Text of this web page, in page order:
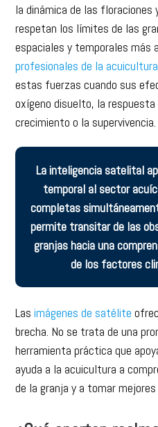
la dinámica de las floraciones
respetan los límites de las
espaciales y temporales más
profesionales de la acuicultura
estas fuerzas cuando sus
oxígeno disuelto, la
crecimiento o la supervivencia.
La inteligencia satelital
temporal al sector
completas
permite transitar de las
granjas hacia una
de los factores
Lasimágenes de satélite
brecha. No se trata de una
herramienta práctica que
ayuda a la acuicultura a
de la granja y a tomar